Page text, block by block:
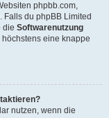
phpbb.com,
du phpBB Limited
die Softwarenutzung
eine knappe
nutzen, wenn die